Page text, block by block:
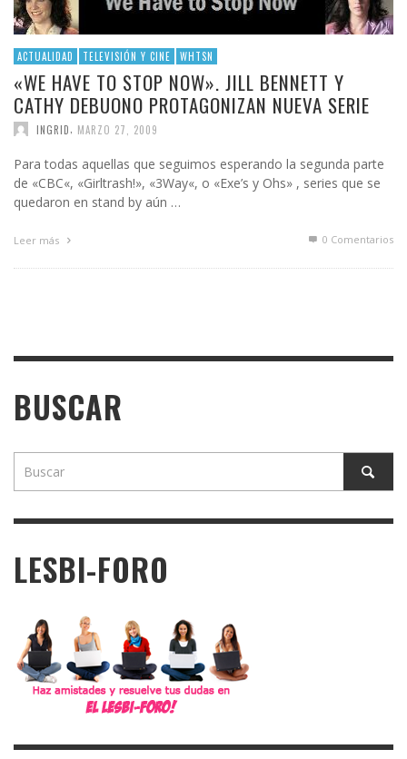
ACTUALIDAD TELEVISIÓN Y CINE WHTSN
«WE HAVE TO STOP NOW». JILL BENNETT Y
CATHY DEBUONO PROTAGONIZAN NUEVA SERIE
INGRID MARZO 27, 2009
Para todas aquellas que seguimos esperando la segunda parte
de «CBC«, «Girltrash!», «3Way«, o «Exe’s y Ohs» , series que se
quedaron en stand by aún …
Leer más 0 Comentarios
BUSCAR
LESBI-FORO